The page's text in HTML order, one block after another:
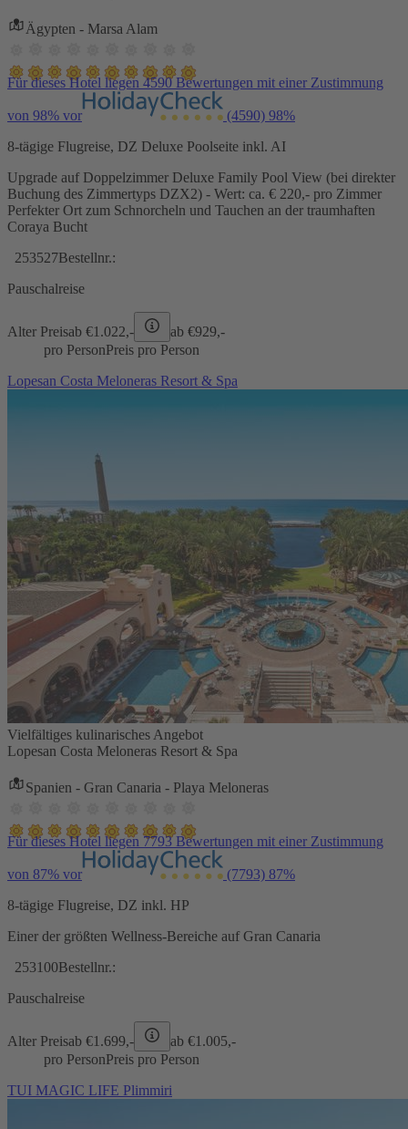
Ägypten - Marsa Alam
Für dieses Hotel liegen 4590 Bewertungen mit einer Zustimmung
von 98% vor (4590) 98%
8-tägige Flugreise, DZ Deluxe Poolseite inkl. AI
Upgrade auf Doppelzimmer Deluxe Family Pool View (bei direkter
Buchung des Zimmertyps DZX2) - Wert: ca. € 220,- pro Zimmer
Perfekter Ort zum Schnorcheln und Tauchen an der traumhaften
Coraya Bucht
253527Bestellnr.:
Pauschalreise
Alter Preisab €1.022,- ab €929,-
pro PersonPreis pro Person
Lopesan Costa Meloneras Resort & Spa
Vielfältiges kulinarisches Angebot
Lopesan Costa Meloneras Resort & Spa
Spanien - Gran Canaria - Playa Meloneras
Für dieses Hotel liegen 7793 Bewertungen mit einer Zustimmung
von 87% vor (7793) 87%
8-tägige Flugreise, DZ inkl. HP
Einer der größten Wellness-Bereiche auf Gran Canaria
253100Bestellnr.:
Pauschalreise
Alter Preisab €1.699,- ab €1.005,-
pro PersonPreis pro Person
TUI MAGIC LIFE Plimmiri